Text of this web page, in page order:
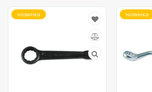
новинка новинка